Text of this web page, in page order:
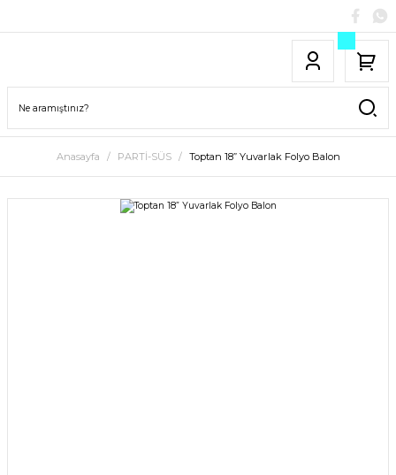
Anasayfa PARTİ-SÜS Toptan 18” Yuvarlak Folyo Balon